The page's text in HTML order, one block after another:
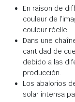
En raison de
couleur de
couleur réelle.
Dans une
cantidad de
debido a las
producción.
Los abalorios
solar intensa